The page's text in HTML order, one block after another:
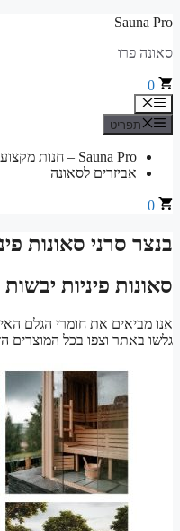
לדלג
Sauna Pro
סאונה פרו
0
תפריט
תפריט
Sauna Pro – חנות מקצועית לסאונות ואביזרי סאונה
אביזרים לסאונה
0
בנצר סרני סאונות
סאונות פיניות
אנו מביאים את חומרי הגלם
גלשו באתר וצפו בכל המוצרים